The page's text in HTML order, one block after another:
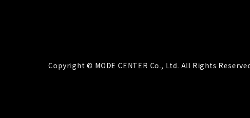
Copyright © MODE CENTER Co., Ltd. All Rights